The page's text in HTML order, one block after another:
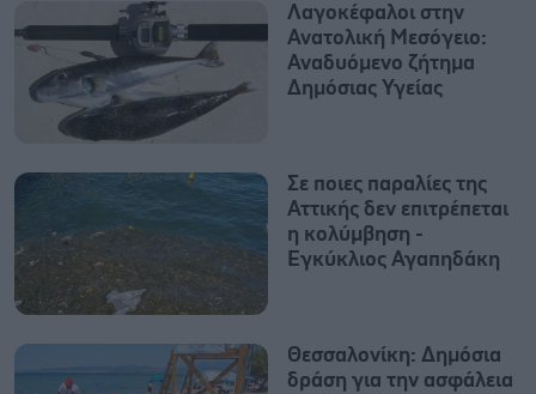
Λαγοκέφαλοι στην
Ανατολική Μεσόγειο:
Αναδυόμενο ζήτημα
Δημόσιας Υγείας
Σε ποιες παραλίες της
Αττικής δεν επιτρέπεται
η κολύμβηση -
Εγκύκλιος Αγαπηδάκη
Θεσσαλονίκη: Δημόσια
δράση για την ασφάλεια